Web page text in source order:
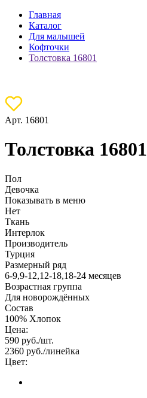
Главная
Каталог
Для малышей
Кофточки
Толстовка 16801
Арт. 16801
Толстовка 16801
Пол
Девочка
Показывать в меню
Нет
Ткань
Интерлок
Производитель
Турция
Размерный ряд
6-9,9-12,12-18,18-24 месяцев
Возрастная группа
Для новорождённых
Состав
100% Хлопок
Цена:
590 руб./шт.
2360 руб./линейка
Цвет: